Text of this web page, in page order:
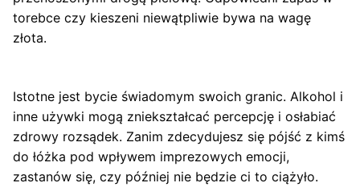
torebce czy kieszeni niewątpliwie bywa na wagę
złota.
Istotne jest bycie świadomym swoich granic. Alkohol i
inne używki mogą zniekształcać percepcję i osłabiać
zdrowy rozsądek. Zanim zdecydujesz się pójść z kimś
do łóżka pod wpływem imprezowych emocji,
zastanów się, czy później nie będzie ci to ciążyło.